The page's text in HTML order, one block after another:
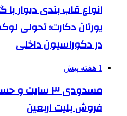
انواع قاب بندی دیوار
یورتان دکارت؛ تحولی
در دکوراسیون داخلی
1 هفته پیش
مسدودی ۳
فروش بلیت اربعین